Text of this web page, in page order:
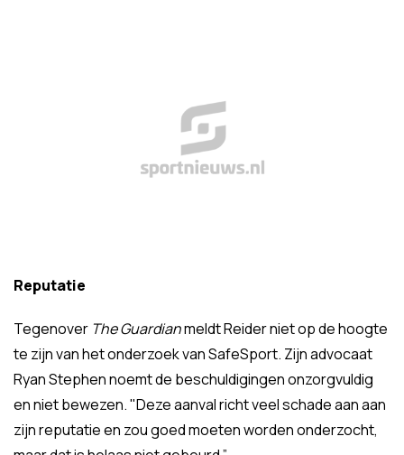
Reputatie
Tegenover The Guardianmeldt Reider niet op de hoogte
te zijn van het onderzoek van SafeSport. Zijn advocaat
Ryan Stephen noemt de beschuldigingen onzorgvuldig
en niet bewezen. "Deze aanval richt veel schade aan aan
zijn reputatie en zou goed moeten worden onderzocht,